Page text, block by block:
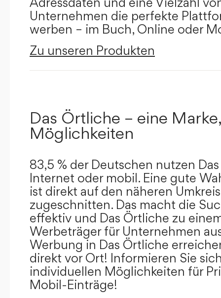
Unternehmen die perfekte
werben – im Buch, Online oder
Zu unseren Produkten
Das Örtliche – eine
Möglichkeiten
83,5 % der Deutschen nutzen
Internet oder mobil. Eine gute
ist direkt auf den näheren
zugeschnitten. Das macht die
effektiv und Das Örtliche zu
Werbeträger für Unternehmen
Werbung in Das Örtliche
direkt vor Ort! Informieren Sie
individuellen Möglichkeiten für
Mobil-Einträge!